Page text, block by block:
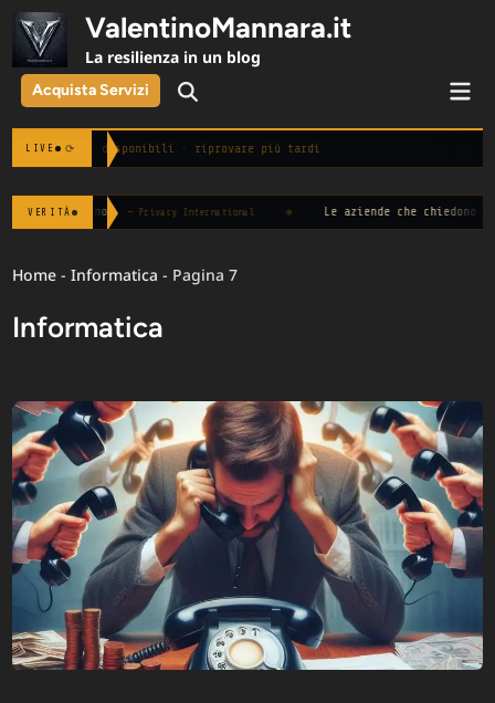
Skip
content
ValentinoMannara.it
La resilienza in un blog
Acquista Servizi Open
LIVE ⟳
Notizie non disponibili · riprovare più tardi
VERITÀ
Privacy International ◆ Le aziende che chiedono "disponibilità
Home -Informatica - Pagina 7
Informatica